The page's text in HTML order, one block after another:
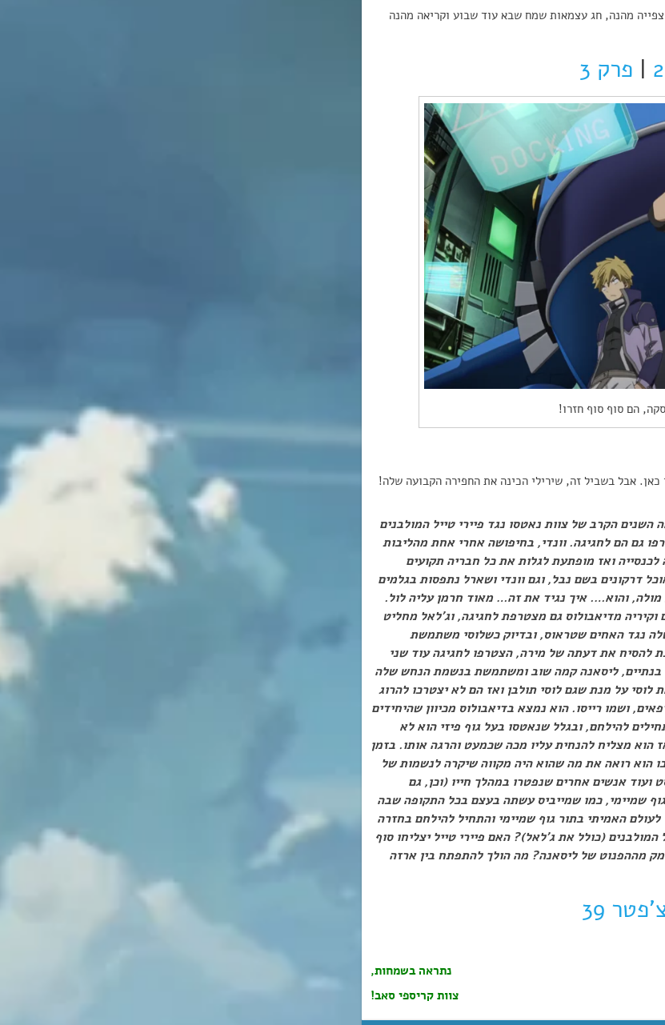
מהנה, חג עצמאות שמח שבא עוד שבוע וקריאה מהנה
| פרק 3
הם סוף סוף חזרו!
אבל בשביל זה, שירילי הכינה את החפירה הקבועה שלה!
הקרב של צוות נאטסו נגד פיירי טייל המולבנים
גם הם לחגיגה. וונדי, בחיפושה אחרי אחת מהליבות
ואז מופתעת לגלות את כל חבריה תקועים
דרקונים בשם נבל, וגם וונדי ושארל נתפסות בגלמים
והוא…. איך נגיד את זה… מאוד חרמן עליה לול.
מדיאבולוס גם מצטרפת לחגיגה, וג’לאל מחליט
נגד האחים שטראוס, ובדיוק כשלוסי משתמשת
להסיח את דעתה של מירה, הצטרפו לחגיגה עוד שני
בנתיים, ליסאנה קמה שוב ומשתמשת בנשמת הנחש שלה
על מנת שגם לוסי תולבן ואז הם לא יצטרכו להרוג
ושמו רייסו. הוא נמצא בדיאבולוס מכיוון שהיחידים
להילחם, ובגלל שנאטסו בעל גוף פיזי הוא לא
הוא מצליח להנחית עליו מכה שכמעט והרגה אותו. בזמן
הוא רואה את מה שהוא היה מקווה שיקרה לנשמות של
ועוד אנשים אחרים שנפטרו במהלך חייו (וכן, גם
שמיימי, כמו שמייביס עשתה בעצם בכל התקופה שבה
האמיתי בתור גוף שמיימי והתחיל להילחם בחזרה
(כולל את ג’לאל)? האם פיירי טייל יצליחו סוף
מההפנוט של ליסאנה? מה הולך להתפתח בין ארזה
39
נתראה בשמחות,
צוות קריספי סאב!